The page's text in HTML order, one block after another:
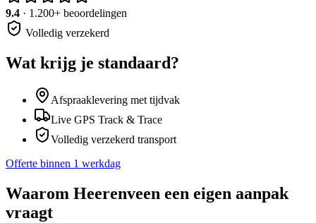
9.4 · 1.200+ beoordelingen
Volledig verzekerd
Wat krijg je standaard?
Afspraaklevering met tijdvak
Live GPS Track & Trace
Volledig verzekerd transport
Offerte binnen 1 werkdag
Waarom Heerenveen een eigen aanpak
vraagt